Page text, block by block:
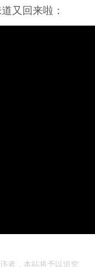
又回来啦：
者，本站将予以追究